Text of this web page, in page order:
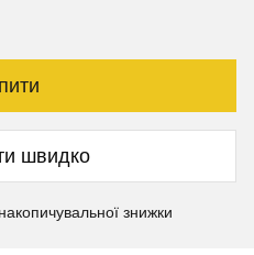
швидко
знижки